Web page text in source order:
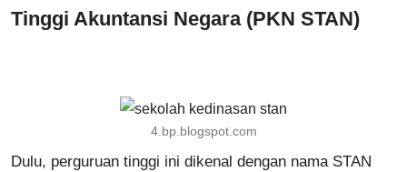
Tinggi Akuntansi Negara (PKN STAN)
4.bp.blogspot.com
Dulu, perguruan tinggi ini dikenal dengan nama STAN